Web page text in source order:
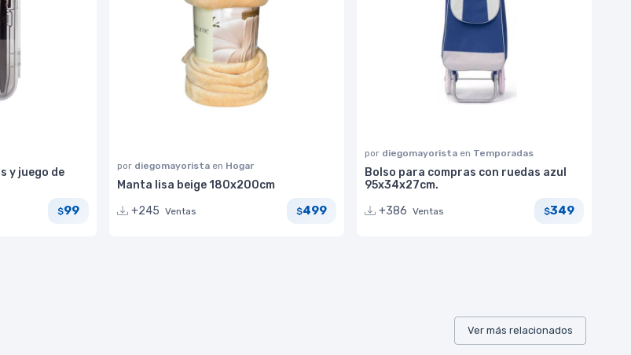
y juego de
$99
por diegomayorista en Hogar
Manta lisa beige 180x200cm
+245 Ventas $499
por diegomayorista en Temporadas
Bolso para compras con ruedas azul
95x34x27cm.
+386 Ventas $349
Ver más relacionados